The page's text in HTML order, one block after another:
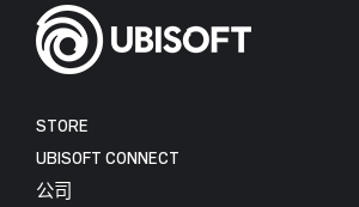
STORE
UBISOFT CONNECT
公司